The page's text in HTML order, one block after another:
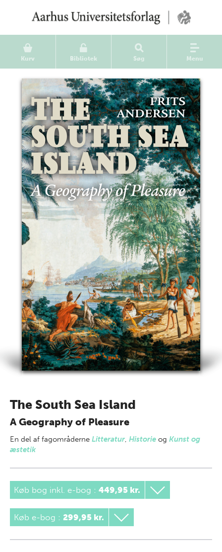
Kurv Bibliotek Søg Menu
The South Sea Island
A Geography of Pleasure
En del af fagområderne Litteratur, Historie og Kunst og
æstetik
Køb bog inkl. e-bog : 449,95 kr.
Køb e-bog : 299,95 kr.